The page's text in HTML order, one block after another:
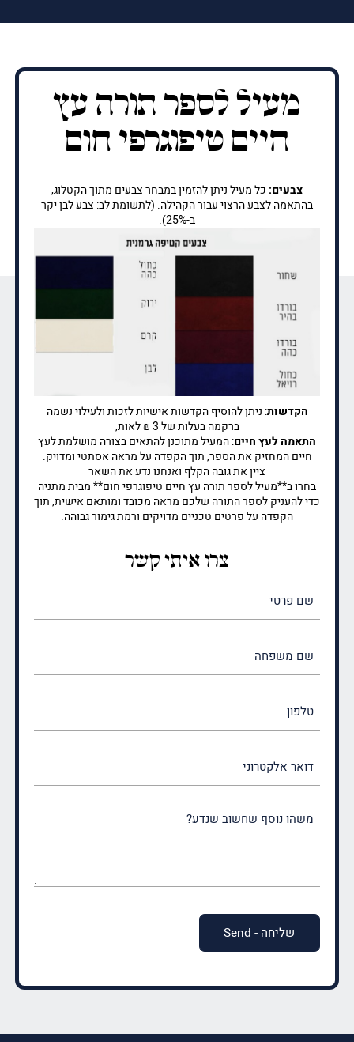
מעיל לספר תורה עץ
חיים טיפוגרפי חום
צבעים: כל מעיל ניתן להזמין במבחר צבעים מתוך הקטלוג,
בהתאמה לצבע הרצוי עבור הקהילה. (לתשומת לב: צבע לבן יקר
ב-25%).
הקדשות: ניתן להוסיף הקדשות אישיות לזכות ולעילוי נשמה
ברקמה בעלות של 3 ₪ לאות,
התאמה לעץ חיים: המעיל מתוכנן להתאים בצורה מושלמת לעץ
חיים המחזיק את הספר, תוך הקפדה על מראה אסתטי ומדויק.
ציין את גובה הקלף ואנחנו נדע את השאר
בחרו ב**מעיל לספר תורה עץ חיים טיפוגרפי חום** מבית מתניה
כדי להעניק לספר התורה שלכם מראה מכובד ומותאם אישית, תוך
הקפדה על פרטים טכניים מדויקים ורמת גימור גבוהה.
צרו איתי קשר
(חובה)
(חובה)